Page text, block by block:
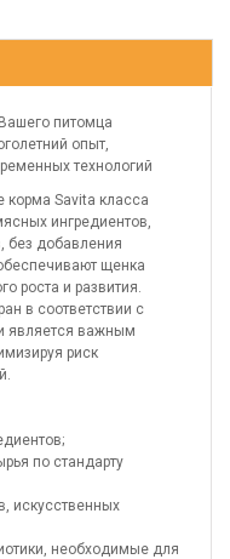
питомца
опыт,
технологий
Savita класса
ингредиентов,
без добавления
щенка
роста и развития.
в соответствии с
является важным
риск
по стандарту
искусственных
необходимые для